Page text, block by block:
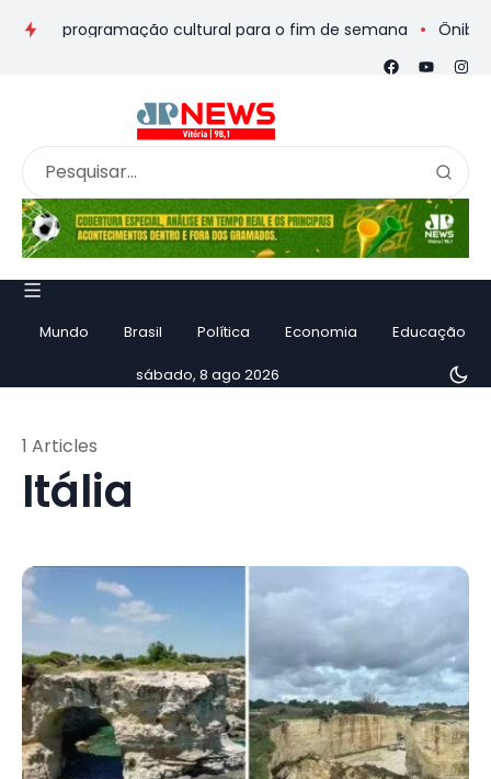
e programação cultural para o fim de semana Ônibus de
Mundo Brasil Política Economia Educação
sábado, 8 ago 2026
Itália
1 Articles